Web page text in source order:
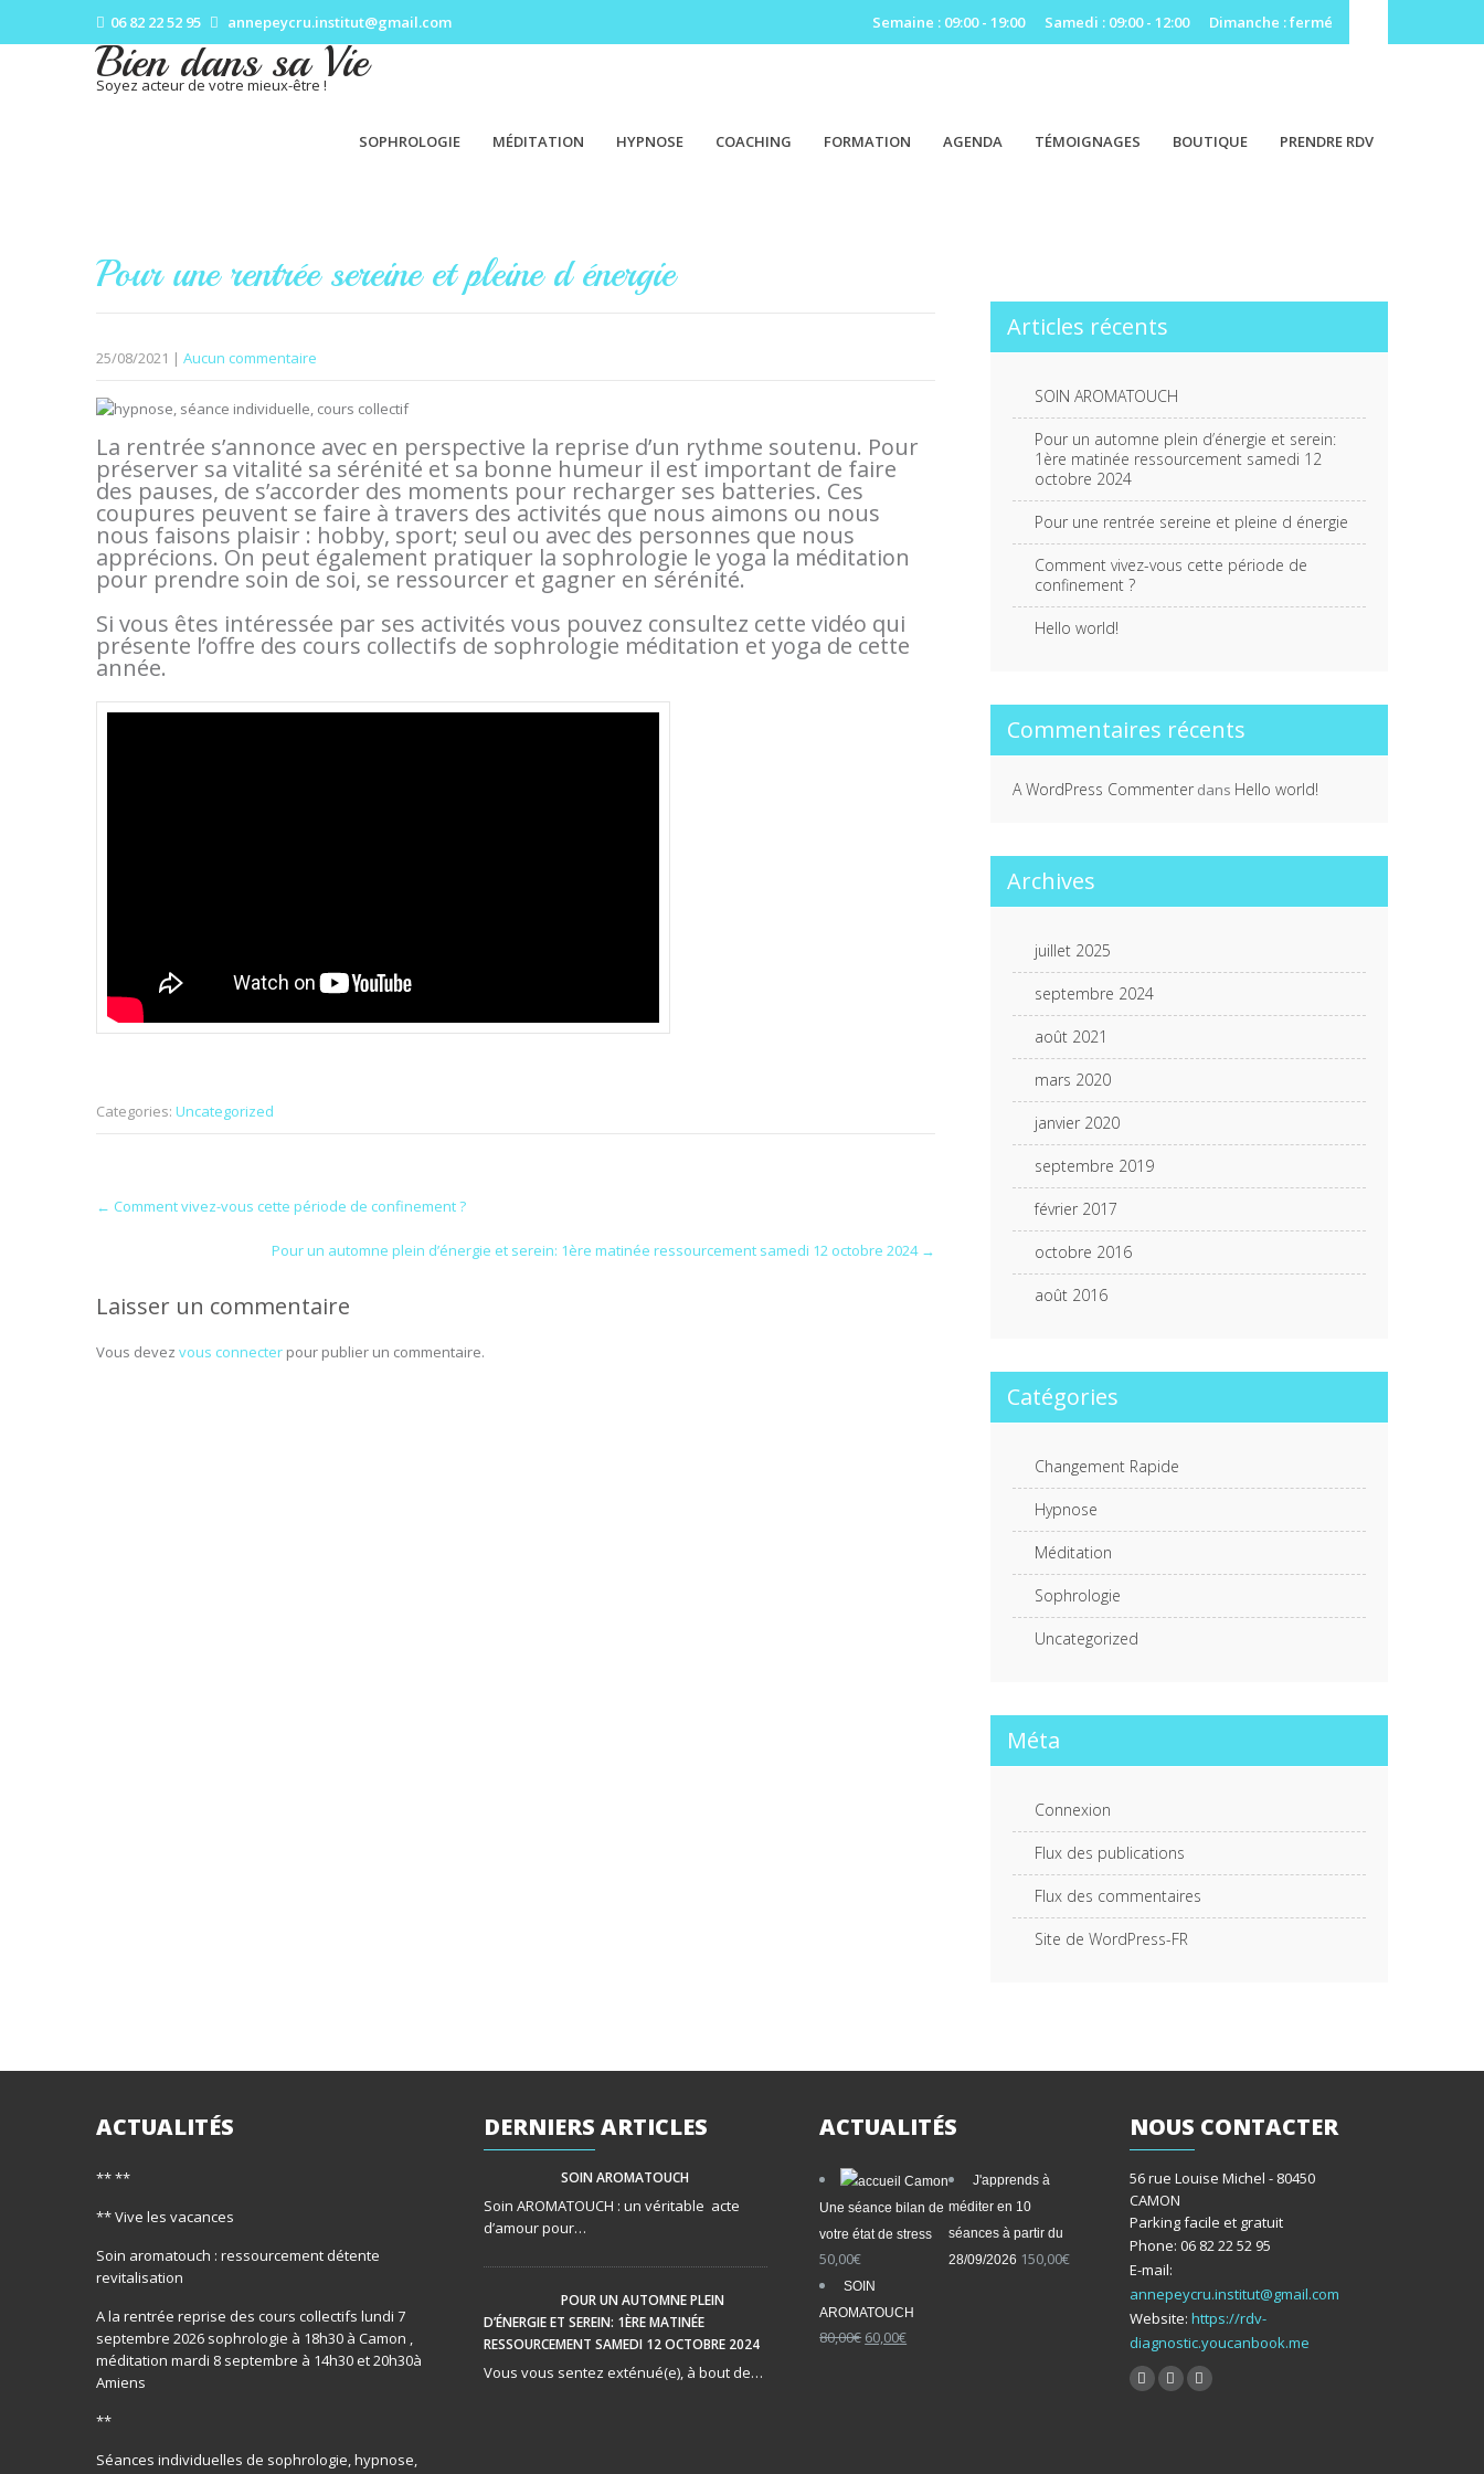
06 82 22 52 95 annepeycru.institut@gmail.com Semaine : 09:00 - 19:00 Samedi : 09:00 - 12:00 Dimanche : fermé
Bien dans sa Vie
Soyez acteur de votre mieux-être !
SOPHROLOGIE MÉDITATION HYPNOSE COACHING FORMATION AGENDA TÉMOIGNAGES BOUTIQUE PRENDRE RDV
Pour une rentrée sereine et pleine d énergie
25/08/2021 | Aucun commentaire
La rentrée s’annonce avec en perspective la reprise d’un rythme soutenu. Pour
préserver sa vitalité sa sérénité et sa bonne humeur il est important de faire
des pauses, de s’accorder des moments pour recharger ses batteries. Ces
coupures peuvent se faire à travers des activités que nous aimons ou nous
nous faisons plaisir : hobby, sport; seul ou avec des personnes que nous
apprécions. On peut également pratiquer la sophrologie le yoga la méditation
pour prendre soin de soi, se ressourcer et gagner en sérénité.
Si vous êtes intéressée par ses activités vous pouvez consultez cette vidéo qui
présente l’offre des cours collectifs de sophrologie méditation et yoga de cette
année.
Categories: Uncategorized
Post
← Comment vivez-vous cette période de confinement ?
Pour un automne plein d’énergie et serein: 1ère matinée ressourcement samedi 12 octobre 2024 →
Laisser un commentaire
Vous devez vous connecter pour publier un commentaire.
Articles récents
SOIN AROMATOUCH
Pour un automne plein d’énergie et serein:
1ère matinée ressourcement samedi 12
octobre 2024
Pour une rentrée sereine et pleine d énergie
Comment vivez-vous cette période de
confinement ?
Hello world!
Commentaires récents
A WordPress Commenter dans Hello world!
Archives
juillet 2025
septembre 2024
août 2021
mars 2020
janvier 2020
septembre 2019
février 2017
octobre 2016
août 2016
Catégories
Changement Rapide
Hypnose
Méditation
Sophrologie
Uncategorized
Méta
Connexion
Flux des publications
Flux des commentaires
Site de WordPress-FR
ACTUALITÉS
** **
** Vive les vacances
Soin aromatouch : ressourcement détente
revitalisation
A la rentrée reprise des cours collectifs lundi 7
septembre 2026 sophrologie à 18h30 à Camon ,
méditation mardi 8 septembre à 14h30 et 20h30à
Amiens
**
Séances individuelles de sophrologie, hypnose,
DERNIERS ARTICLES
SOIN AROMATOUCH
Soin AROMATOUCH : un véritable acte
d’amour pour…
POUR UN AUTOMNE PLEIN
D’ÉNERGIE ET SEREIN: 1ÈRE MATINÉE
RESSOURCEMENT SAMEDI 12 OCTOBRE 2024
Vous vous sentez exténué(e), à bout de…
ACTUALITÉS
Une séance bilan de
votre état de stress
50,00€
J'apprends à
méditer en 10
séances à partir du
28/09/2026 150,00€
SOIN
AROMATOUCH
80,00€ Le
60,00€Le
NOUS CONTACTER
56 rue Louise Michel - 80450
CAMON
Parking facile et gratuit
Phone: 06 82 22 52 95
E-mail:
annepeycru.institut@gmail.com
Website: https://rdv-
diagnostic.youcanbook.me